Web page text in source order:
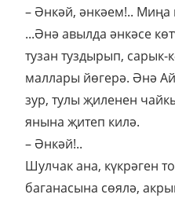
– Әнкәй, әнкәем!..
...Әнә авылда әнкәсе
тузан туздырып, сарык-
маллары йөгерә. Әнә
зур, тулы җиленен
янына җитеп килә.
– Әнкәй!..
Шулчак ана, күкрәген
баганасына сөялә,